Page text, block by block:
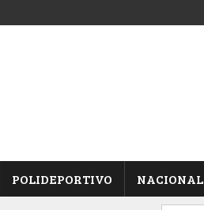
POLIDEPORTIVO NACIONAL